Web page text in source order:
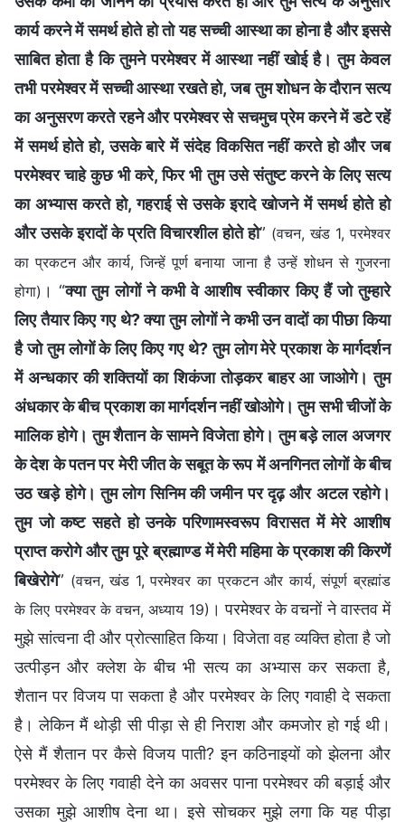
कार्य करने में समर्थ होते हो तो यह सच्ची आस्था का होना है और इससे
साबित होता है कि तुमने परमेश्वर में आस्था नहीं खोई है। तुम केवल
तभी परमेश्वर में सच्ची आस्था रखते हो, जब तुम शोधन के दौरान सत्य
का अनुसरण करते रहने और परमेश्वर से सचमुच प्रेम करने में डटे रहें
में समर्थ होते हो, उसके बारे में संदेह विकसित नहीं करते हो और जब
परमेश्वर चाहे कुछ भी करे, फिर भी तुम उसे संतुष्ट करने के लिए सत्य
का अभ्यास करते हो, गहराई से उसके इरादे खोजने में समर्थ होते हो
और उसके इरादों के प्रति विचारशील होते हो” (वचन, खंड 1, परमेश्वर
का प्रकटन और कार्य, जिन्हें पूर्ण बनाया जाना है उन्हें शोधन से गुजरना
होगा) । “क्या तुम लोगों ने कभी वे आशीष स्वीकार किए हैं जो तुम्हारे
लिए तैयार किए गए थे? क्या तुम लोगों ने कभी उन वादों का पीछा किया
है जो तुम लोगों के लिए किए गए थे? तुम लोग मेरे प्रकाश के मार्गदर्शन
में अन्धकार की शक्तियों का शिकंजा तोड़कर बाहर आ जाओगे। तुम
अंधकार के बीच प्रकाश का मार्गदर्शन नहीं खोओगे। तुम सभी चीजों के
मालिक होगे। तुम शैतान के सामने विजेता होगे। तुम बड़े लाल अजगर
के देश के पतन पर मेरी जीत के सबूत के रूप में अनगिनत लोगों के बीच
उठ खड़े होगे। तुम लोग सिनिम की जमीन पर दृढ़ और अटल रहोगे।
तुम जो कष्ट सहते हो उनके परिणामस्वरूप विरासत में मेरे आशीष
प्राप्त करोगे और तुम पूरे ब्रह्माण्ड में मेरी महिमा के प्रकाश की किरणें
बिखेरोगे” (वचन, खंड 1, परमेश्वर का प्रकटन और कार्य, संपूर्ण ब्रह्मांड
के लिए परमेश्वर के वचन, अध्याय 19) । परमेश्वर के वचनों ने वास्तव में
मुझे सांत्वना दी और प्रोत्साहित किया। विजेता वह व्यक्ति होता है जो
उत्पीड़न और क्लेश के बीच भी सत्य का अभ्यास कर सकता है,
शैतान पर विजय पा सकता है और परमेश्वर के लिए गवाही दे सकता
है। लेकिन मैं थोड़ी सी पीड़ा से ही निराश और कमजोर हो गई थी।
ऐसे मैं शैतान पर कैसे विजय पाती? इन कठिनाइयों को झेलना और
परमेश्वर के लिए गवाही देने का अवसर पाना परमेश्वर की बड़ाई और
उसका मुझे आशीष देना था। इसे सोचकर मुझे लगा कि यह पीड़ा